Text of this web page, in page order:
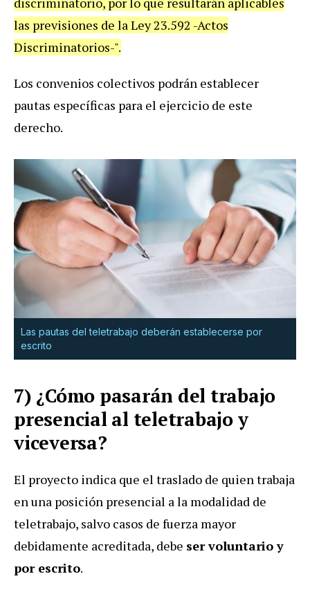
las previsiones de la Ley 23.592 -Actos
Discriminatorios-".
Los convenios colectivos podrán establecer
pautas específicas para el ejercicio de este
derecho.
Las pautas del teletrabajo deberán establecerse por
escrito
7) ¿Cómo pasarán del trabajo
presencial al teletrabajo y
viceversa?
El proyecto indica que el traslado de quien trabaja
en una posición presencial a la modalidad de
teletrabajo, salvo casos de fuerza mayor
debidamente acreditada, debe ser voluntario y
por escrito.